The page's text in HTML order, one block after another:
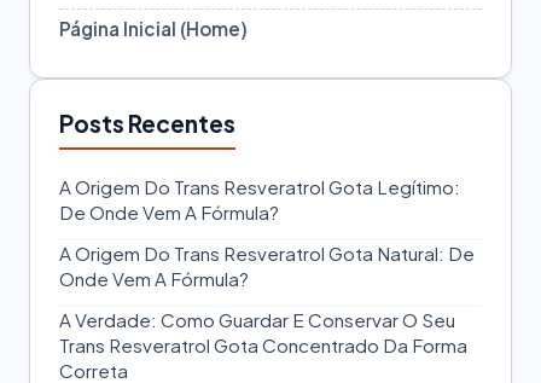
Página Inicial (Home)
Posts Recentes
A Origem Do Trans Resveratrol Gota Legítimo:
De Onde Vem A Fórmula?
A Origem Do Trans Resveratrol Gota Natural: De
Onde Vem A Fórmula?
A Verdade: Como Guardar E Conservar O Seu
Trans Resveratrol Gota Concentrado Da Forma
Correta